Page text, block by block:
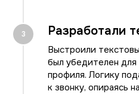
Разработали
Выстроили
был убедителен для
профиля. Логику
к звонку, опираясь
Нужно, чтобы
поняли с
слайда?
обсудим ↓